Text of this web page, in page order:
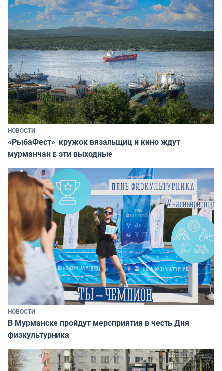
НОВОСТИ
«РыбаФест», кружок вязальщиц и кино ждут
мурманчан в эти выходные
НОВОСТИ
В Мурманске пройдут мероприятия в честь Дня
физкультурника